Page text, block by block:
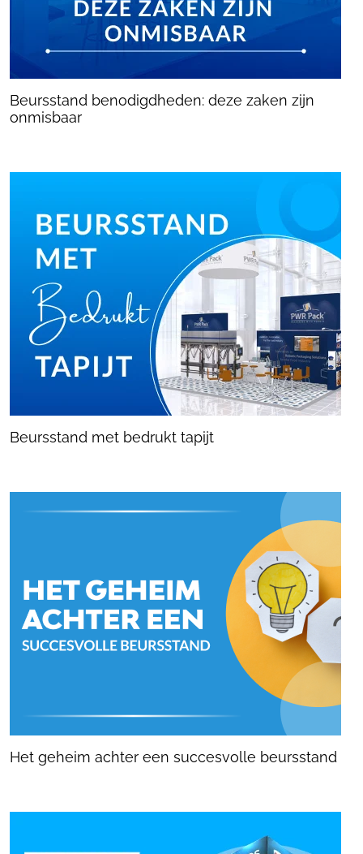
Beursstand benodigdheden: deze zaken zijn
onmisbaar
Beursstand met bedrukt tapijt
Het geheim achter een succesvolle beursstand